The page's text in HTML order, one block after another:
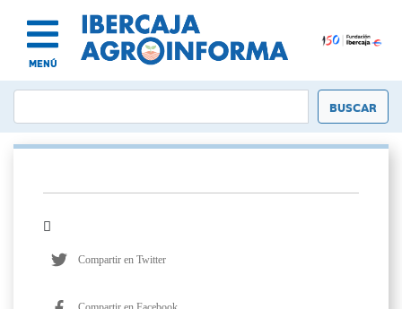
MENÚ
Compartir en Twitter